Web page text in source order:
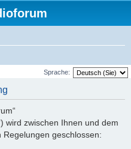
Sprache:
wird zwischen Ihnen und dem
geschlossen: